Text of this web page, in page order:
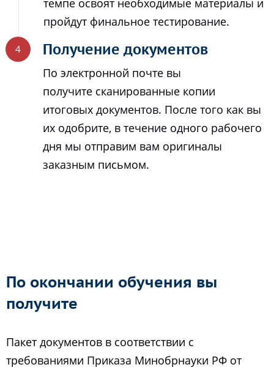
пройдут финальное тестирование.
Получение документов
По электронной почте вы
получите сканированные копии
итоговых документов. После того как вы
их одобрите, в течение одного рабочего
дня мы отправим вам оригиналы
заказным письмом.
По окончании обучения вы
получите
Пакет документов в соответствии с
требованиями Приказа Минобрнауки РФ от